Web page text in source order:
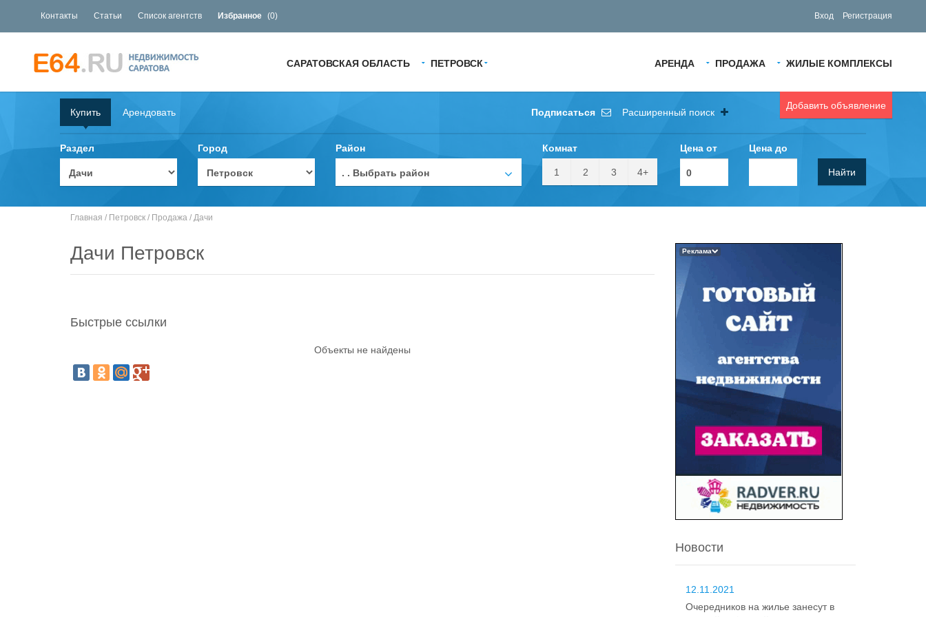
Контакты Статьи Список агентств Избранное (0) Вход Регистрация
АРЕНДА ПРОДАЖА ЖИЛЫЕ КОМПЛЕКСЫ
САРАТОВСКАЯ ОБЛАСТЬ ПЕТРОВСК
Добавить объявление
Купить Арендовать Подписаться Расширенный поиск
Раздел Город Район
. . Выбрать район
Комнат
1 2 3 4+
Цена от Цена до
Найти
Главная / Петровск / Продажа / Дачи
Дачи Петровск
Быстрые ссылки
Объекты не найдены
Реклама
Новости
12.11.2021
Очередников на жилье занесут в